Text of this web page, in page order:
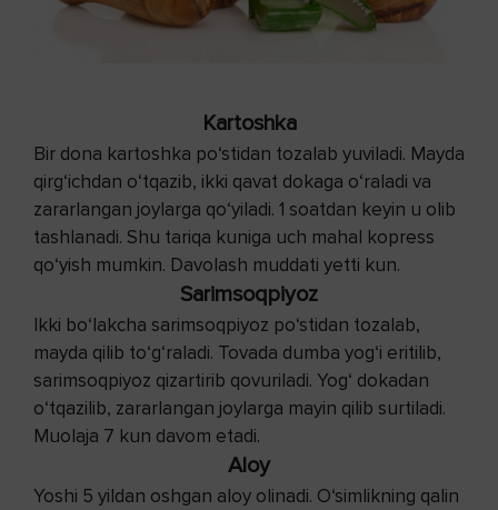
Kartoshka
Bir dona kartoshka po‘stidan tozalab yuviladi. Mayda
qirg‘ichdan o‘tqazib, ikki qavat dokaga o‘raladi va
zararlangan joylarga qo‘yiladi. 1 soatdan keyin u olib
tashlanadi. Shu tariqa kuniga uch mahal kopress
qo‘yish mumkin. Davolash muddati yetti kun.
Sarimsoqpiyoz
Ikki bo‘lakcha sarimsoqpiyoz po‘stidan tozalab,
mayda qilib to‘g‘raladi. Tovada dumba yog‘i eritilib,
sarimsoqpiyoz qizartirib qovuriladi. Yog‘ dokadan
o‘tqazilib, zararlangan joylarga mayin qilib surtiladi.
Muolaja 7 kun davom etadi.
Aloy
Yoshi 5 yildan oshgan aloy olinadi. O‘simlikning qalin